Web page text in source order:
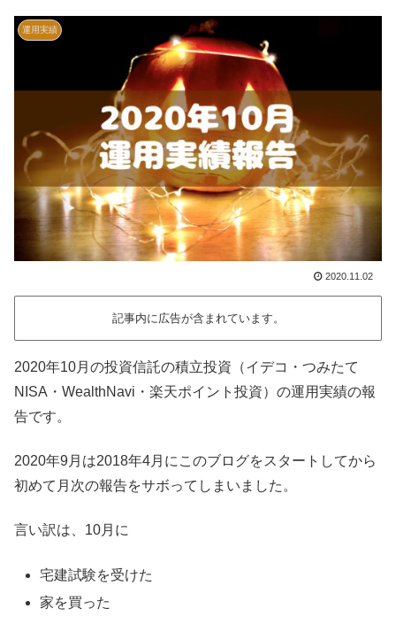
運用実績
2020.11.02
記事内に広告が含まれています。
2020年10月の投資信託の積立投資（イデコ・つみたて
NISA・WealthNavi・楽天ポイント投資）の運用実績の報
告です。
2020年9月は2018年4月にこのブログをスタートしてから
初めて月次の報告をサボってしまいました。
言い訳は、10月に
宅建試験を受けた
家を買った